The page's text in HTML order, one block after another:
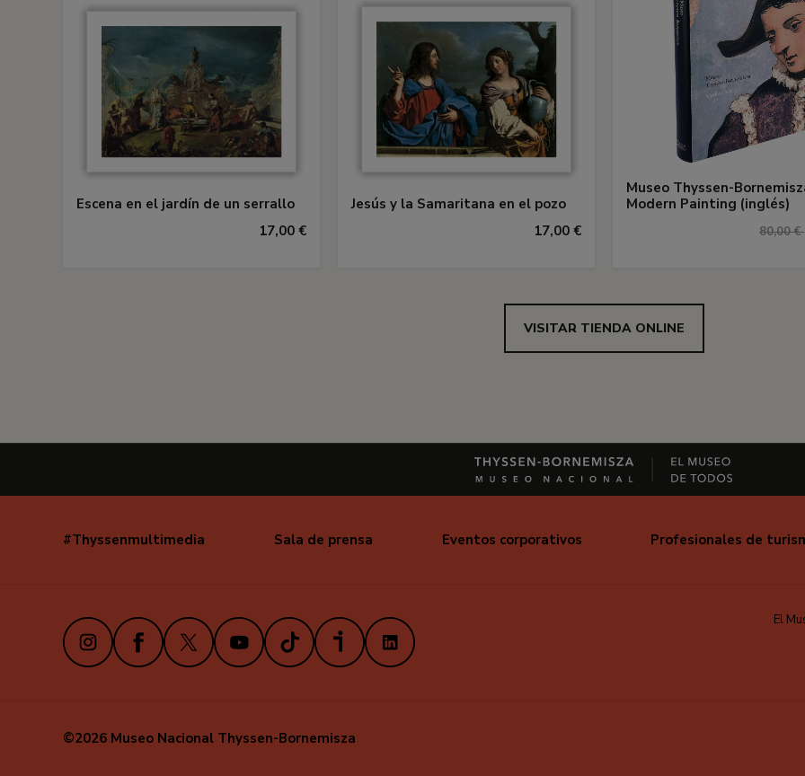
Escena en el jardín de un serrallo
17,00 €
Jesús y la Samaritana en el pozo
17,00 €
Museo Thyssen-
Modern Painting (inglés)
80,00 €
VISITAR TIENDA ONLINE
Navegación
#Thyssenmultimedia Sala de prensa Eventos corporativos Profesionales de
InstagramFacebook
X YoutubeTikTokiVoox LinkedIn El
©2026 Museo Nacional Thyssen-Bornemisza